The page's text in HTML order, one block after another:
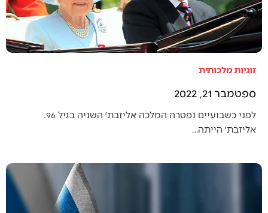
זוגיות מלכותית
ספטמבר 21, 2022
לפני כשבועיים נפטרה המלכה אליזבת׳ השניה בגיל 96.
אליזבת׳ הייתה…